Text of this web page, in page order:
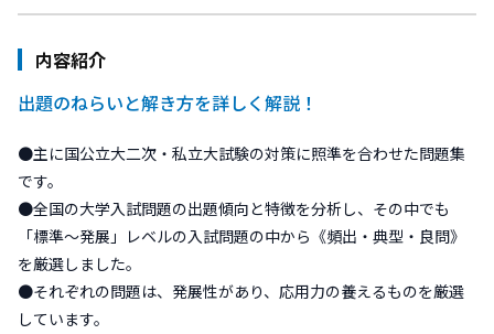
内容紹介
出題のねらいと解き方を詳しく解説！
●主に国公立大二次・私立大試験の対策に照準を合わせた問題集
です。
●全国の大学入試問題の出題傾向と特徴を分析し、その中でも
「標準～発展」レベルの入試問題の中から《頻出・典型・良問》
を厳選しました。
●それぞれの問題は、発展性があり、応用力の養えるものを厳選
しています。